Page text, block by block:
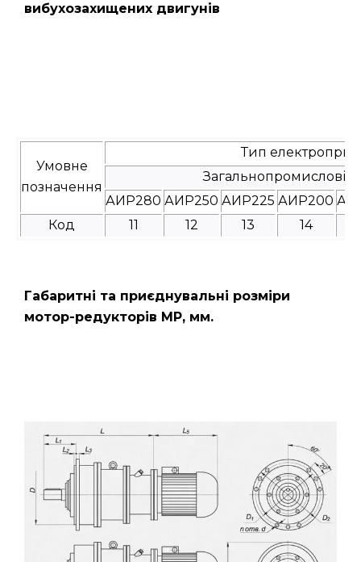
вибухозахищених двигунів
Умовне
позначення
Тип
Загальнопромислові
АИР280 АИР250 АИР225 АИР200
Код
11 12 13 14
Габаритні та приєднувальні розміри
мотор-редукторів МР, мм.